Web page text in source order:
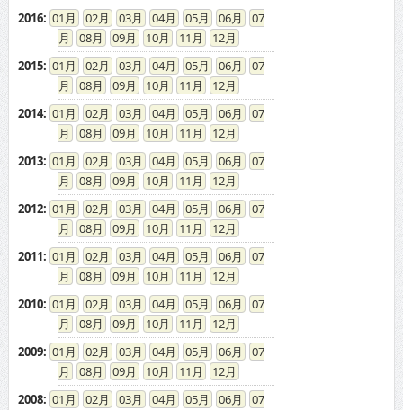
2016: 01 02 03 04 05 06
07
08
09 10 11
12
2015: 01 02 03 04 05 06
07
08
09 10 11
12
2014: 01 02 03 04 05 06
07
08
09 10 11
12
2013: 01 02 03 04 05 06
07
08
09 10 11
12
2012: 01 02 03 04 05 06
07
08
09 10 11
12
2011: 01 02 03 04 05 06
07
08
09 10 11
12
2010: 01 02 03 04 05 06
07
08
09 10 11
12
2009: 01 02 03 04 05 06
07
08
09 10 11
12
2008: 01 02 03 04 05 06
07